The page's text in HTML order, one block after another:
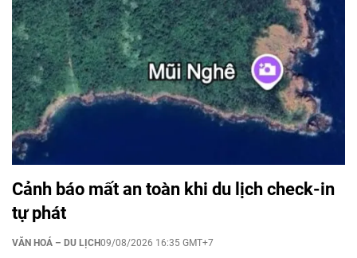
Cảnh báo mất an toàn khi du lịch check-in
tự phát
VĂN HOÁ – DU LỊCH09/08/2026 16:35 GMT+7